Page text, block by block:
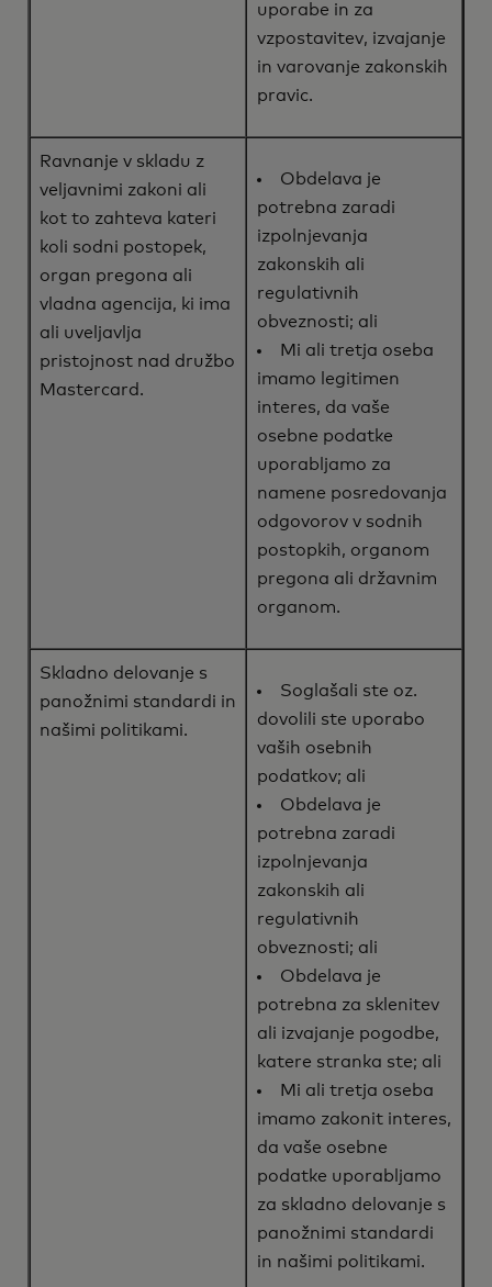
uporabe in za
vzpostavitev, izvajanje
in varovanje zakonskih
pravic.
Ravnanje v skladu z
veljavnimi zakoni ali
kot to zahteva kateri
koli sodni postopek,
organ pregona ali
vladna agencija, ki ima
ali uveljavlja
pristojnost nad družbo
Mastercard.
Obdelava je
potrebna zaradi
izpolnjevanja
zakonskih ali
regulativnih
obveznosti; ali
Mi ali tretja oseba
imamo legitimen
interes, da vaše
osebne podatke
uporabljamo za
namene posredovanja
odgovorov v sodnih
postopkih, organom
pregona ali državnim
organom.
Skladno delovanje s
panožnimi standardi in
našimi politikami.
Soglašali ste oz.
dovolili ste uporabo
vaših osebnih
podatkov; ali
Obdelava je
potrebna zaradi
izpolnjevanja
zakonskih ali
regulativnih
obveznosti; ali
Obdelava je
potrebna za sklenitev
ali izvajanje pogodbe,
katere stranka ste; ali
Mi ali tretja oseba
imamo zakonit interes,
da vaše osebne
podatke uporabljamo
za skladno delovanje s
panožnimi standardi
in našimi politikami.